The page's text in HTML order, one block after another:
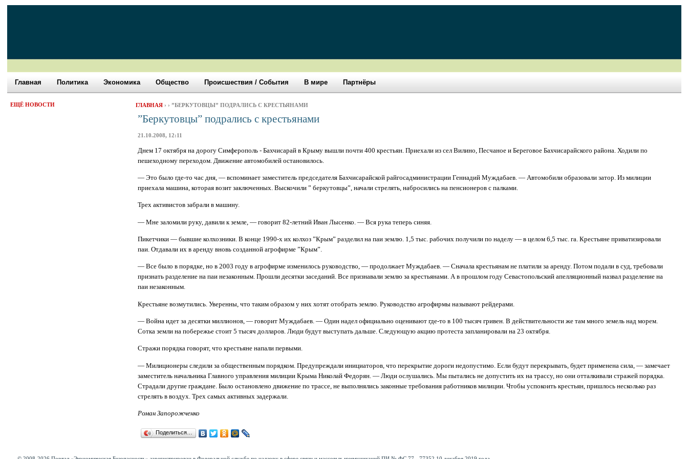
Главная Политика Экономика Общество Происшествия / События В мире Партнёры
ЕЩЁ НОВОСТИ ГЛАВНАЯ› › ”БЕРКУТОВЦЫ” ПОДРАЛИСЬ С КРЕСТЬЯНАМИ
”Беркутовцы” подрались с крестьянами
21.10.2008, 12:11
Днем 17 октября на дорогу Симферополь - Бахчисарай в Крыму вышли почти 400 крестьян. Приехали из сел Вилино, Песчаное и Береговое Бахчисарайского района. Ходили по
пешеходному переходом. Движение автомобилей остановилось.
— Это было где-то час дня, — вспоминает заместитель председателя Бахчисарайской райгосадминистрации Геннадий Муждабаев. — Автомобили образовали затор. Из милиции
приехала машина, которая возит заключенных. Выскочили ” беркутовцы”, начали стрелять, набросились на пенсионеров с палками.
Трех активистов забрали в машину.
— Мне заломили руку, давили к земле, — говорит 82-летний Иван Лысенко. — Вся рука теперь синяя.
Пикетчики — бывшие колхозники. В конце 1990-х их колхоз ”Крым” разделил на паи землю. 1,5 тыс. рабочих получили по наделу — в целом 6,5 тыс. га. Крестьяне приватизировали
паи. Отдавали их в аренду вновь созданной агрофирме ”Крым”.
— Все было в порядке, но в 2003 году в агрофирме изменилось руководство, — продолжает Муждабаев. — Сначала крестьянам не платили за аренду. Потом подали в суд, требовали
признать разделение на паи незаконным. Прошли десятки заседаний. Все признавали землю за крестьянами. А в прошлом году Севастопольский апелляционный назвал разделение на
паи незаконным.
Крестьяне возмутились. Уверенны, что таким образом у них хотят отобрать землю. Руководство агрофирмы называют рейдерами.
— Война идет за десятки миллионов, — говорит Муждабаев. — Один надел официально оценивают где-то в 100 тысяч гривен. В действительности же там много земель над морем.
Сотка земли на побережье стоит 5 тысяч долларов. Люди будут выступать дальше. Следующую акцию протеста запланировали на 23 октября.
Стражи порядка говорят, что крестьяне напали первыми.
— Милиционеры следили за общественным порядком. Предупреждали инициаторов, что перекрытие дороги недопустимо. Если будут перекрывать, будет применена сила, — замечает
заместитель начальника Главного управления милиции Крыма Николай Федорян. — Люди ослушались. Мы пытались не допустить их на трассу, но они отталкивали стражей порядка.
Страдали другие граждане. Было остановлено движение по трассе, не выполнялись законные требования работников милиции. Чтобы успокоить крестьян, пришлось несколько раз
стрелять в воздух. Трех самых активных задержали.
Роман Запорожченко
Поделиться…